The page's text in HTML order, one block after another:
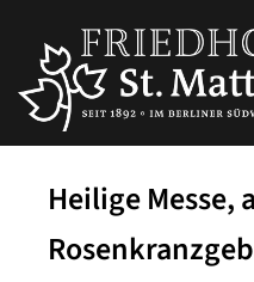
Heilige Messe,